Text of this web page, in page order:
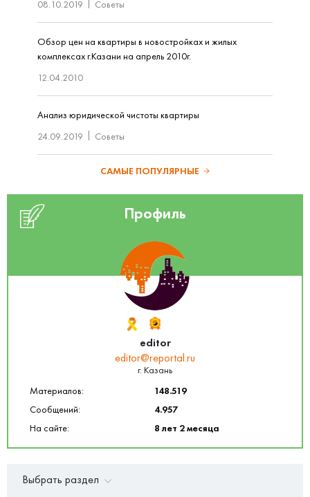
08.10.2019
Советы
Обзор цен на квартиры в новостройках и жилых
комплексах г.Казани на апрель 2010г.
12.04.2010
Анализ юридической чистоты квартиры
24.09.2019
Советы
САМЫЕ ПОПУЛЯРНЫЕ
Профиль
editor
editor@reportal.ru
г. Казань
Материалов:
148.519
Сообщений:
4.957
На сайте:
8 лет 2 месяца
Выбрать раздел